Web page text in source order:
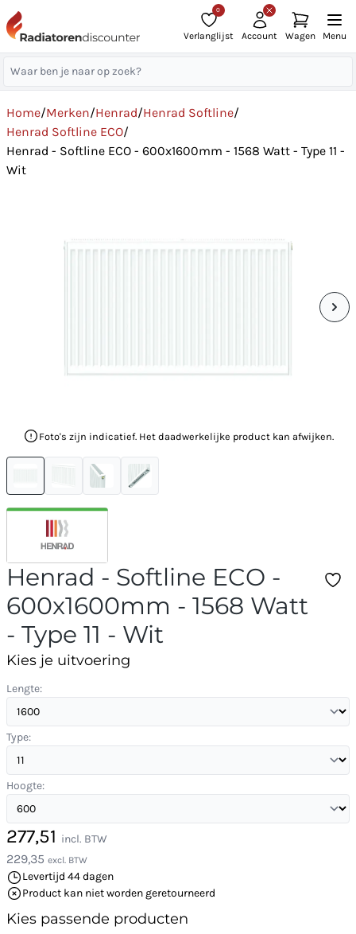
0
Verlanglijst Account Wagen Menu
Home/Merken/Henrad/Henrad Softline/
Henrad Softline ECO/
Henrad - Softline ECO - 600x1600mm - 1568 Watt - Type 11 -
Wit
Foto's zijn indicatief. Het daadwerkelijke product kan afwijken.
Henrad - Softline ECO -
600x1600mm - 1568 Watt
- Type 11 - Wit
Kies je uitvoering
Lengte:
Type:
Hoogte:
277,51 incl. BTW
229,35 excl. BTW
Levertijd 44 dagen
Product kan niet worden geretourneerd
Kies passende producten